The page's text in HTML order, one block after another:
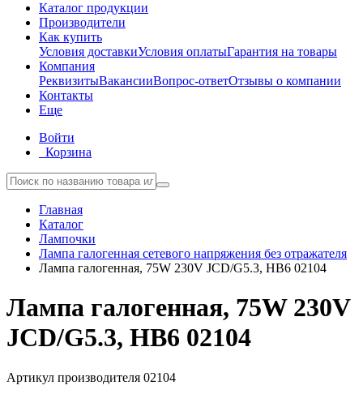
Каталог продукции
Производители
Как купить
Условия доставкиУсловия оплатыГарантия на товары
Компания
РеквизитыВакансииВопрос-ответОтзывы о компании
Контакты
Еще
Войти
Корзина
Главная
Каталог
Лампочки
Лампа галогенная сетевого напряжения без отражателя
Лампа галогенная, 75W 230V JCD/G5.3, HB6 02104
Лампа галогенная, 75W 230V
JCD/G5.3, HB6 02104
Артикул производителя 02104